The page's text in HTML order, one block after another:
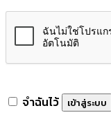
จำฉันไว้ เข้าสู่ระบบ